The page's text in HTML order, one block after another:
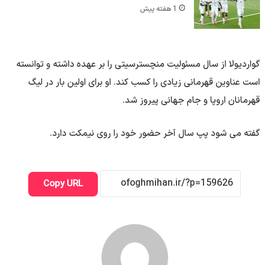
1 هفته پیش
گواردیولا از سال مسئولیت منچسترسیتی را بر عهده داشته و توانسته
است عناوین قهرمانی زیادی را کسب کند. او برای اولین بار در لیگ
قهرمانان اروپا و جام جهانی پیروز شد.
گفته می شود پپ سال آخر حضور خود را روی نیمکت دارد.
Copy URL